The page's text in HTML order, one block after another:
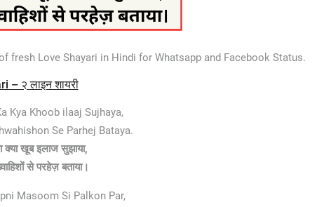
Love Shayari in Hindi for Whatsapp and Facebook Status.
– २ लाइन शायरी
Kya Khoob ilaaj Sujhaya,
Se Parhej Bataya.
क्या खूब इलाज सुझाया,
से परहेज़ बताया।
Masoom Si Palkon Par,